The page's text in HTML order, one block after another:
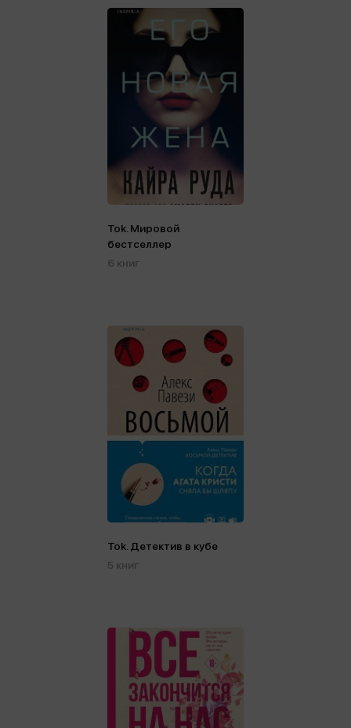
Tok. Мировой
бестселлер
6 книг
Tok. Детектив в кубе
5 книг